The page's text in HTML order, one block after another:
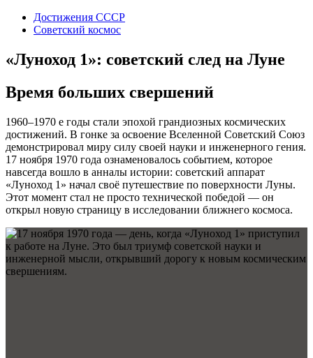
Достижения СССР
Советский космос
«Луноход 1»: советский след на Луне
Время больших свершений
1960–1970 е годы стали эпохой грандиозных космических
достижений. В гонке за освоение Вселенной Советский Союз
демонстрировал миру силу своей науки и инженерного гения.
17 ноября 1970 года ознаменовалось событием, которое
навсегда вошло в анналы истории: советский аппарат
«Луноход 1» начал своё путешествие по поверхности Луны.
Этот момент стал не просто технической победой — он
открыл новую страницу в исследовании ближнего космоса.